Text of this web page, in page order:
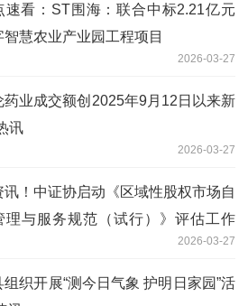
速看：ST围海：联合中标2.21亿元
智慧农业产业园工程项目
2026-03-27
药业成交额创2025年9月12日以来新
讯
2026-03-27
讯！中证协启动《区域性股权市场自
理与服务规范（试行）》评估工作
2026-03-27
组织开展“测今日气象 护明日家园”活